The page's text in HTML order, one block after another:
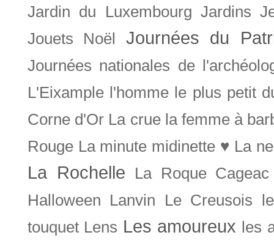
Jardin du Luxembourg Jardins
Jouets Noël
Journées du
Journées nationales de
L'Eixample l'homme le plus petit
Corne d'Or La crue la femme à
Rouge La minute midinette ♥ La
La Rochelle
La Roque Cageac
Halloween
Lanvin Le Creusois
touquet Lens Les amoureux les